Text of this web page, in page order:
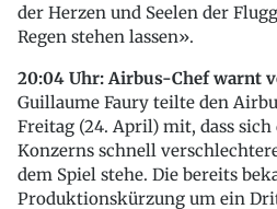
der Herzen und Seelen der
Regen stehen lassen».
20:04 Uhr: Airbus-Chef warnt
Guillaume Faury teilte den
Freitag (24. April) mit, dass
Konzerns schnell
dem Spiel stehe. Die bereits
Produktionskürzung um ein